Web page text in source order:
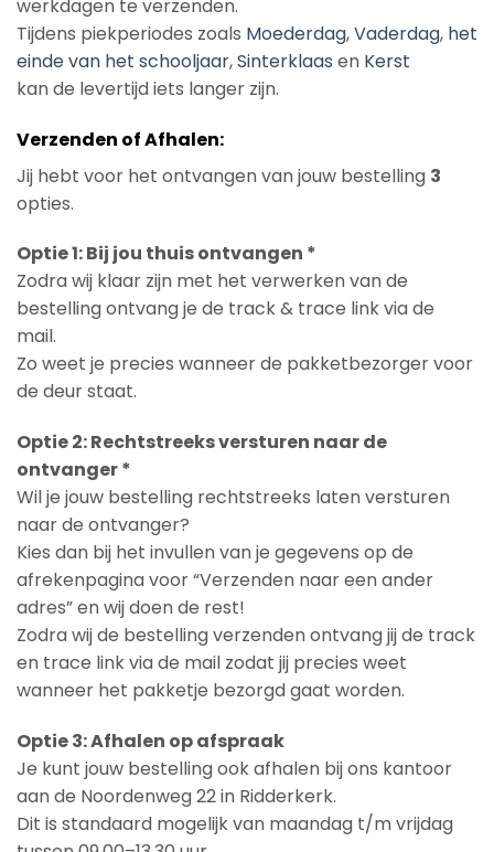
werkdagen te verzenden.
Tijdens piekperiodes zoals Moederdag,Vaderdag, het
einde van het schooljaar,Sinterklaas en Kerst
kan de levertijd iets langer zijn.
Verzenden of Afhalen:
Jij hebt voor het ontvangen van jouw bestelling 3
opties.
Optie 1: Bij jou thuis ontvangen *
Zodra wij klaar zijn met het verwerken van de
bestelling ontvang je de track & trace link via de
mail.
Zo weet je precies wanneer de pakketbezorger voor
de deur staat.
Optie 2: Rechtstreeks versturen naar de
ontvanger *
Wil je jouw bestelling rechtstreeks laten versturen
naar de ontvanger?
Kies dan bij het invullen van je gegevens op de
afrekenpagina voor “Verzenden naar een ander
adres” en wij doen de rest!
Zodra wij de bestelling verzenden ontvang jij de track
en trace link via de mail zodat jij precies weet
wanneer het pakketje bezorgd gaat worden.
Optie 3: Afhalen op afspraak
Je kunt jouw bestelling ook afhalen bij ons kantoor
aan de Noordenweg 22 in Ridderkerk.
Dit is standaard mogelijk van maandag t/m vrijdag